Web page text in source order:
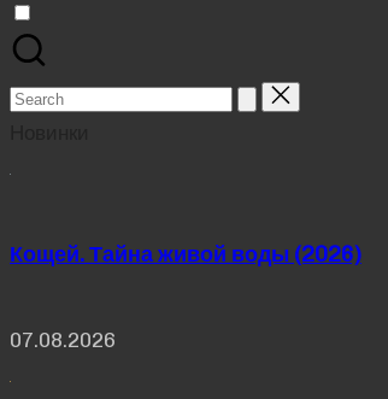
Search
Кощей. Тайна живой воды (2026)
07.08.2026